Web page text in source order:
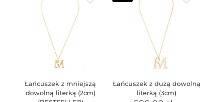
Łańcuszek z mniejszą
dowolną literką (2cm)
Łańcuszek z dużą dowolną
literką (3cm)